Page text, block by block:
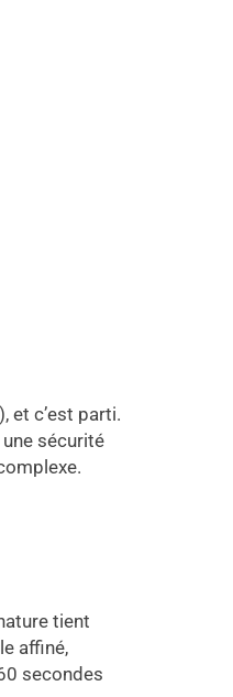
et c’est parti.
sécurité
tient
affiné,
secondes